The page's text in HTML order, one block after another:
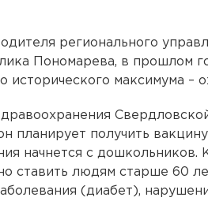
регионального
Пономарева, в прошлом
исторического максимума –
планирует получить
начнется с дошкольников.
ставить людям старше 60
(диабет),